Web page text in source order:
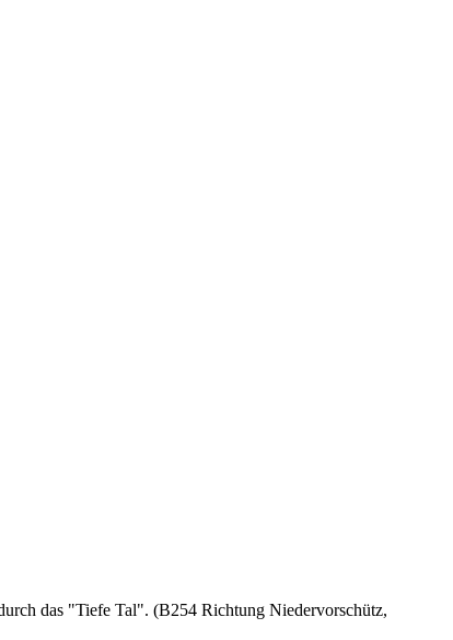
das "Tiefe Tal". (B254 Richtung Niedervorschütz,